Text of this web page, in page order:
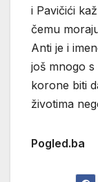
i Pavičići
čemu
Anti je i
još mnogo s
korone biti
životima
Pogled.ba